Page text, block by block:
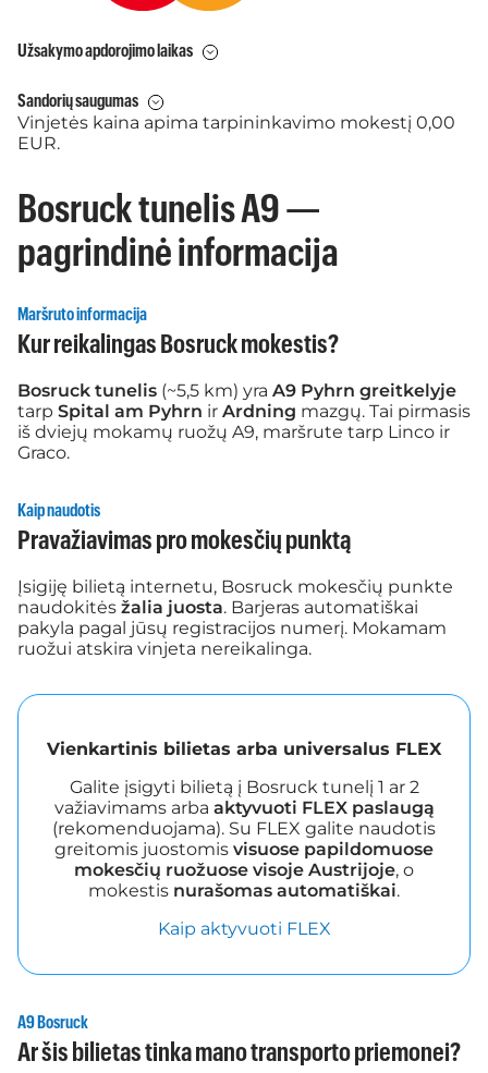
Užsakymo apdorojimo laikas
Sandorių saugumas
Vinjetės kaina apima tarpininkavimo mokestį 0,00
EUR.
Bosruck tunelis A9 —
pagrindinė informacija
Maršruto informacija
Kur reikalingas Bosruck mokestis?
Bosruck tunelis (~5,5 km) yra A9 Pyhrn greitkelyje
tarp Spital am Pyhrn ir Ardning mazgų. Tai pirmasis
iš dviejų mokamų ruožų A9, maršrute tarp Linco ir
Graco.
Kaip naudotis
Pravažiavimas pro mokesčių punktą
Įsigiję bilietą internetu, Bosruck mokesčių punkte
naudokitės žalia juosta. Barjeras automatiškai
pakyla pagal jūsų registracijos numerį. Mokamam
ruožui atskira vinjeta nereikalinga.
Vienkartinis bilietas arba universalus FLEX
Galite įsigyti bilietą į Bosruck tunelį 1 ar 2
važiavimams arba aktyvuoti FLEX paslaugą
(rekomenduojama). Su FLEX galite naudotis
greitomis juostomis visuose papildomuose
mokesčių ruožuose visoje Austrijoje, o
mokestis nurašomas automatiškai.
Kaip aktyvuoti FLEX
A9 Bosruck
Ar šis bilietas tinka mano transporto priemonei?